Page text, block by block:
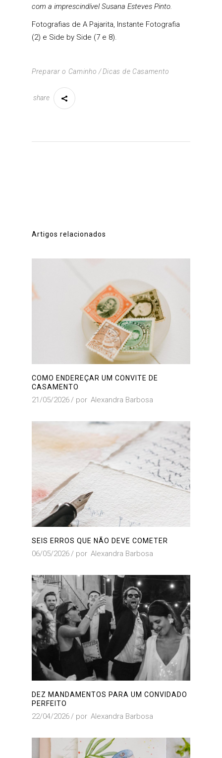
com a imprescindívelSusana Esteves Pinto.
Fotografias de A Pajarita, Instante Fotografia
(2) e Side by Side (7 e 8).
Preparar o Caminho Dicas de Casamento
share
Artigos relacionados
COMO ENDEREÇAR UM CONVITE DE
CASAMENTO
21/05/2026 por Alexandra Barbosa
SEIS ERROS QUE NÃO DEVE COMETER
06/05/2026 por Alexandra Barbosa
DEZ MANDAMENTOS PARA UM CONVIDADO
PERFEITO
22/04/2026 por Alexandra Barbosa